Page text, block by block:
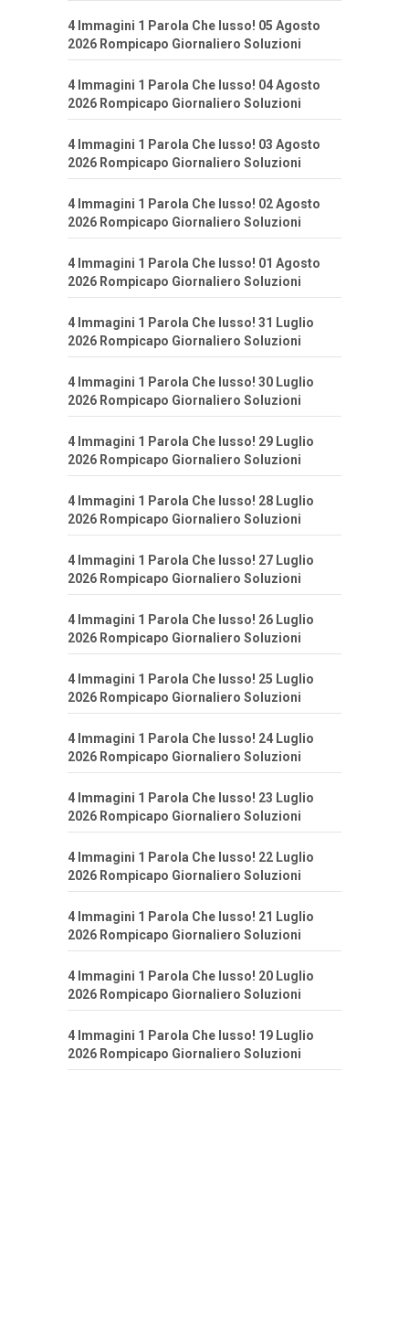
4 Immagini 1 Parola Che lusso! 05 Agosto
2026 Rompicapo Giornaliero Soluzioni
4 Immagini 1 Parola Che lusso! 04 Agosto
2026 Rompicapo Giornaliero Soluzioni
4 Immagini 1 Parola Che lusso! 03 Agosto
2026 Rompicapo Giornaliero Soluzioni
4 Immagini 1 Parola Che lusso! 02 Agosto
2026 Rompicapo Giornaliero Soluzioni
4 Immagini 1 Parola Che lusso! 01 Agosto
2026 Rompicapo Giornaliero Soluzioni
4 Immagini 1 Parola Che lusso! 31 Luglio
2026 Rompicapo Giornaliero Soluzioni
4 Immagini 1 Parola Che lusso! 30 Luglio
2026 Rompicapo Giornaliero Soluzioni
4 Immagini 1 Parola Che lusso! 29 Luglio
2026 Rompicapo Giornaliero Soluzioni
4 Immagini 1 Parola Che lusso! 28 Luglio
2026 Rompicapo Giornaliero Soluzioni
4 Immagini 1 Parola Che lusso! 27 Luglio
2026 Rompicapo Giornaliero Soluzioni
4 Immagini 1 Parola Che lusso! 26 Luglio
2026 Rompicapo Giornaliero Soluzioni
4 Immagini 1 Parola Che lusso! 25 Luglio
2026 Rompicapo Giornaliero Soluzioni
4 Immagini 1 Parola Che lusso! 24 Luglio
2026 Rompicapo Giornaliero Soluzioni
4 Immagini 1 Parola Che lusso! 23 Luglio
2026 Rompicapo Giornaliero Soluzioni
4 Immagini 1 Parola Che lusso! 22 Luglio
2026 Rompicapo Giornaliero Soluzioni
4 Immagini 1 Parola Che lusso! 21 Luglio
2026 Rompicapo Giornaliero Soluzioni
4 Immagini 1 Parola Che lusso! 20 Luglio
2026 Rompicapo Giornaliero Soluzioni
4 Immagini 1 Parola Che lusso! 19 Luglio
2026 Rompicapo Giornaliero Soluzioni